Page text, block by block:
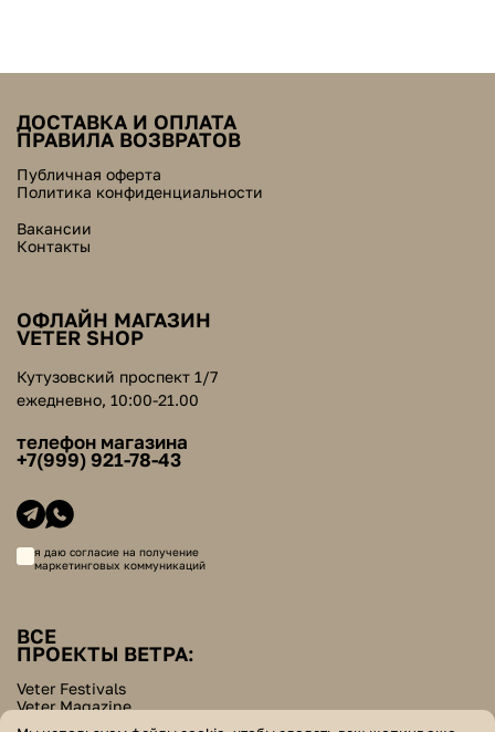
ДОСТАВКА И ОПЛАТА
ПРАВИЛА ВОЗВРАТОВ
Публичная оферта
Политика конфиденциальности
Вакансии
Контакты
ОФЛАЙН МАГАЗИН
VETER SHOP
Кутузовский проспект 1/7
ежедневно, 10:00-21.00
телефон магазина
+7(999) 921-78-43
я даю согласие на получение
маркетинговых коммуникаций
ВСЕ
ПРОЕКТЫ ВЕТРА:
Veter Festivals
Veter Magazine